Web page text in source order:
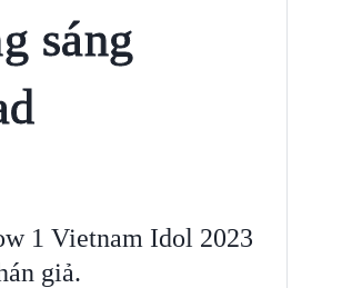
sáng
1 Vietnam Idol 2023
giả.